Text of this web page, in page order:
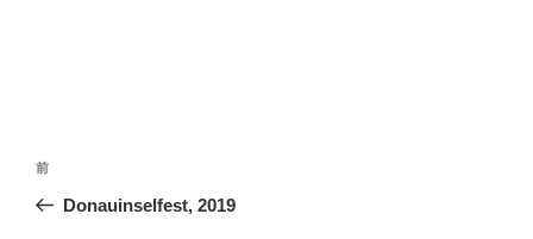
投
前
の
前
Donauinselfest, 2019